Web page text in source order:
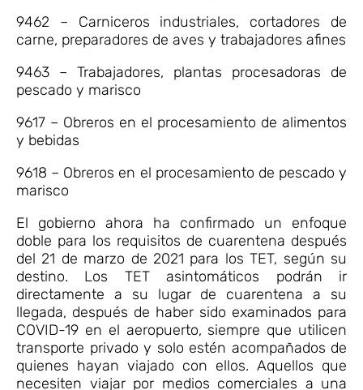
9462 – Carniceros industriales, cortadores de
carne, preparadores de aves y trabajadores afines
9463 – Trabajadores, plantas procesadoras de
pescado y marisco
9617 – Obreros en el procesamiento de alimentos
y bebidas
9618 – Obreros en el procesamiento de pescado y
marisco
El gobierno ahora ha confirmado un enfoque
doble para los requisitos de cuarentena después
del 21 de marzo de 2021 para los TET, según su
destino. Los TET asintomáticos podrán ir
directamente a su lugar de cuarentena a su
llegada, después de haber sido examinados para
COVID-19 en el aeropuerto, siempre que utilicen
transporte privado y solo estén acompañados de
quienes hayan viajado con ellos. Aquellos que
necesiten viajar por medios comerciales a una